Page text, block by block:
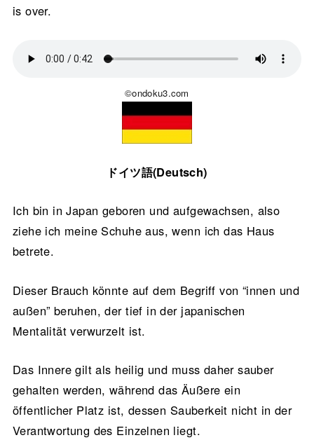
is over.
©ondoku3.com
ドイツ語(Deutsch)
Ich bin in Japan geboren und aufgewachsen, also
ziehe ich meine Schuhe aus, wenn ich das Haus
betrete.
Dieser Brauch könnte auf dem Begriff von “innen und
außen” beruhen, der tief in der japanischen
Mentalität verwurzelt ist.
Das Innere gilt als heilig und muss daher sauber
gehalten werden, während das Äußere ein
öffentlicher Platz ist, dessen Sauberkeit nicht in der
Verantwortung des Einzelnen liegt.